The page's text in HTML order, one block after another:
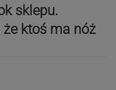
sklepu.
że ktoś ma nóż